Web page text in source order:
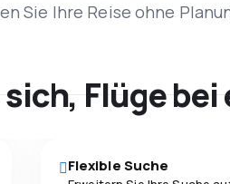
Sie Ihre Reise ohne
Flüge bei
Flexible Suche